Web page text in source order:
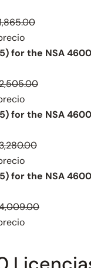
for the NSA
for the NSA
for the NSA